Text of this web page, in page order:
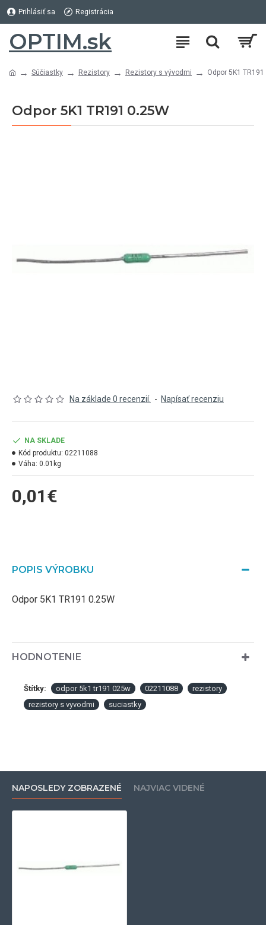
Prihlásiť sa Registrácia
OPTIM.sk
Súčiastky Rezistory Rezistory s vývodmi Odpor 5K1
Odpor 5K1 TR191 0.25W
Na základe 0 recenzií. - Napísať recenziu
0,01€
NA SKLADE
Kód produktu: 02211088
Váha: 0.01kg
POPIS VÝROBKU
Odpor 5K1 TR191 0.25W
HODNOTENIE
Štítky: odpor 5k1 tr191 025w 02211088
rezistory
rezistory s vyvodmi
suciastky
NAPOSLEDY ZOBRAZENÉ NAJVIAC VIDENÉ